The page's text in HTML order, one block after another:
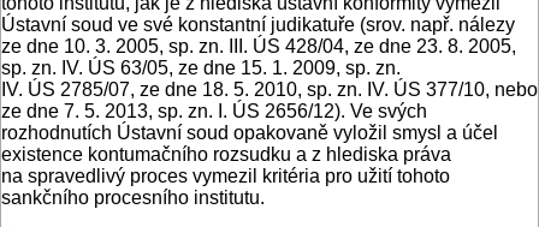
Ústavní soud ve své konstantní judikatuře (srov. např. nálezy
ze dne 10. 3. 2005, sp. zn. III. ÚS 428/04, ze dne 23. 8. 2005,
sp. zn. IV. ÚS 63/05, ze dne 15. 1. 2009, sp. zn.
IV. ÚS 2785/07, ze dne 18. 5. 2010, sp. zn. IV. ÚS 377/10, nebo
ze dne 7. 5. 2013, sp. zn. I. ÚS 2656/12). Ve svých
rozhodnutích Ústavní soud opakovaně vyložil smysl a účel
existence kontumačního rozsudku a z hlediska práva
na spravedlivý proces vymezil kritéria pro užití tohoto
sankčního procesního institutu.